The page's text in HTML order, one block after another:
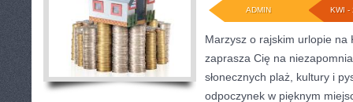
KWI -
ADMIN
Marzysz o rajskim urlopie na
zaprasza Cię na
słonecznych plaż, kultury i
odpoczynek w pięknym